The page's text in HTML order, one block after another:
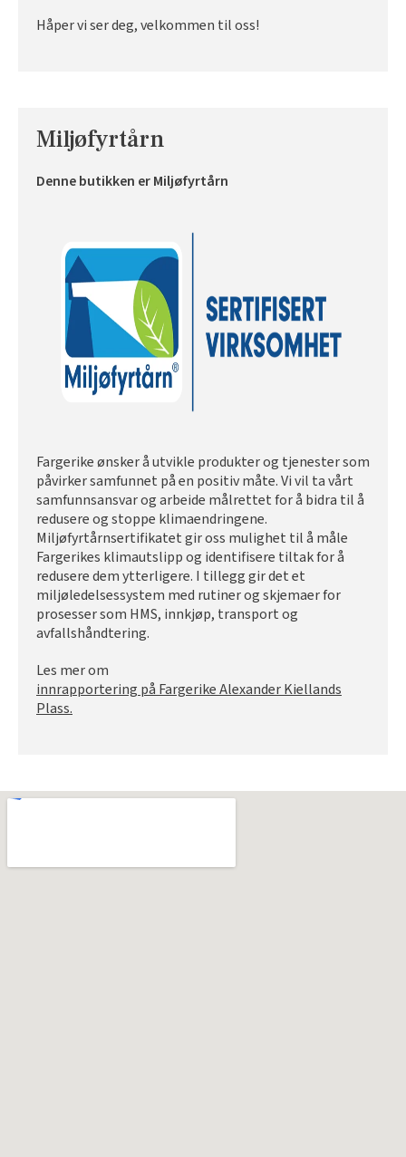
Håper vi ser deg, velkommen til oss!
Miljøfyrtårn
Denne butikken er Miljøfyrtårn
Fargerike ønsker å utvikle produkter og tjenester som
påvirker samfunnet på en positiv måte. Vi vil ta vårt
samfunnsansvar og arbeide målrettet for å bidra til å
redusere og stoppe klimaendringene.
Miljøfyrtårnsertifikatet gir oss mulighet til å måle
Fargerikes klimautslipp og identifisere tiltak for å
redusere dem ytterligere. I tillegg gir det et
miljøledelsessystem med rutiner og skjemaer for
prosesser som HMS, innkjøp, transport og
avfallshåndtering.
Les mer om
innrapportering på Fargerike Alexander Kiellands
Plass.